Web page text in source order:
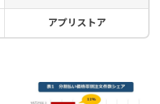
アプリストア